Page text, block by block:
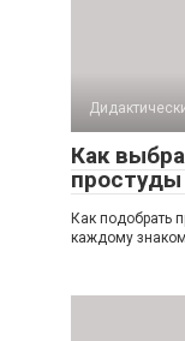
Как
Как подобрать
каждому